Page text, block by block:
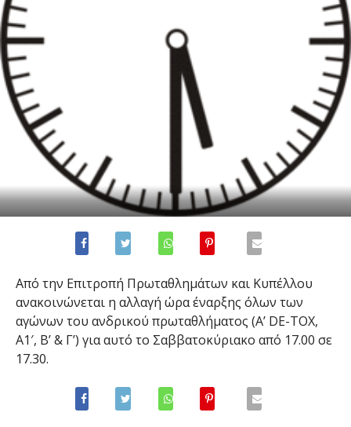
Από την Επιτροπή Πρωταθλημάτων και Κυπέλλου
ανακοινώνεται η αλλαγή ώρα έναρξης όλων των
αγώνων του ανδρικού πρωταθλήματος (A’ DE-TOX,
Α1′, Β’ & Γ’) για αυτό το Σαββατοκύριακο από 17.00 σε
17.30.